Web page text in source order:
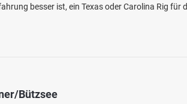
Flussbarsch,
besser ist, ein Texas oder Carolina Rig
Bützsee